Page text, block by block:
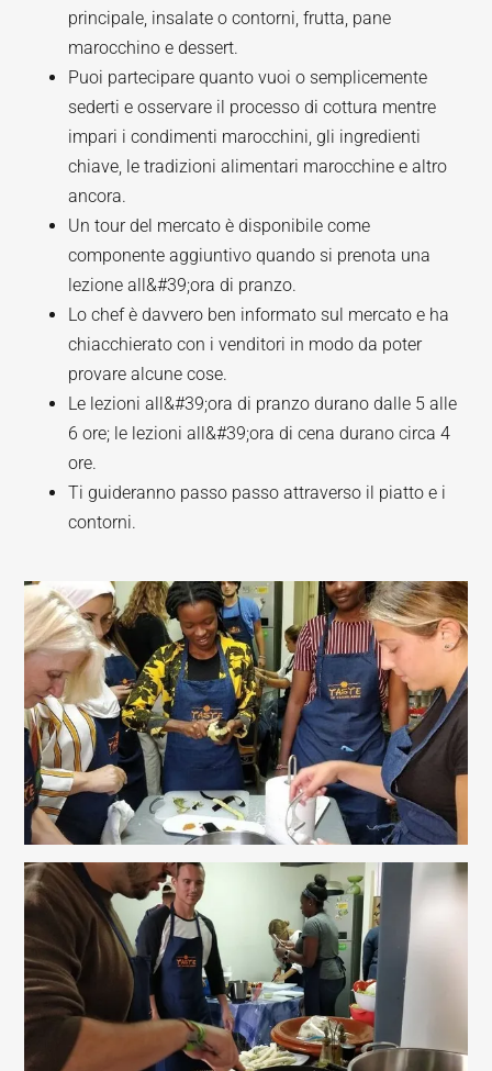
principale, insalate o contorni, frutta, pane
marocchino e dessert.
Puoi partecipare quanto vuoi o semplicemente
sederti e osservare il processo di cottura mentre
impari i condimenti marocchini, gli ingredienti
chiave, le tradizioni alimentari marocchine e altro
ancora.
Un tour del mercato è disponibile come
componente aggiuntivo quando si prenota una
lezione all&#39;ora di pranzo.
Lo chef è davvero ben informato sul mercato e ha
chiacchierato con i venditori in modo da poter
provare alcune cose.
Le lezioni all&#39;ora di pranzo durano dalle 5 alle
6 ore; le lezioni all&#39;ora di cena durano circa 4
ore.
Ti guideranno passo passo attraverso il piatto e i
contorni.